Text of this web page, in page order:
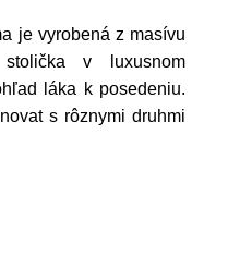
je vyrobená z masívu
v luxusnom
láka k posedeniu.
s rôznymi druhmi